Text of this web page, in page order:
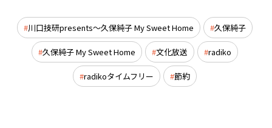
川口技研presents～久保純子 My Sweet Home 久保純子
久保純子 My Sweet Home 文化放送 radiko
radikoタイムフリー 節約